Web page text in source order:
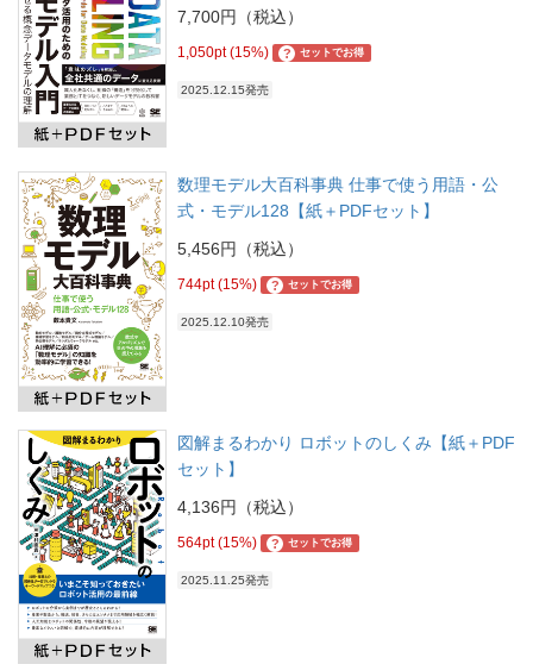
7,700円（税込）
1,050pt (15%) ? セットでお得
2025.12.15発売
数理モデル大百科事典 仕事で使う用語・公
式・モデル128【紙＋PDFセット】
5,456円（税込）
744pt (15%) ? セットでお得
2025.12.10発売
図解まるわかり ロボットのしくみ【紙＋PDF
セット】
4,136円（税込）
564pt (15%) ? セットでお得
2025.11.25発売